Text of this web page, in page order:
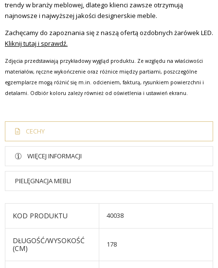
trendy w branży meblowej, dlatego klienci zawsze otrzymują
najnowsze i najwyższej jakości designerskie meble.
Zachęcamy do zapoznania się z naszą ofertą ozdobnych żarówek LED.
Kliknij tutaj i sprawdź.
Zdjęcia przedstawiają przykładowy wygląd produktu. Ze względu na właściwości
materiałów, ręczne wykończenie oraz różnice między partiami, poszczególne
egzemplarze mogą różnić się m.in. odcieniem, fakturą, rysunkiem powierzchni i
detalami. Odbiór koloru zależy również od oświetlenia i ustawień ekranu.
CECHY
WIĘCEJ INFORMACJI
PIELĘGNACJA MEBLI
KOD PRODUKTU 40038
DŁUGOŚĆ/WYSOKOŚĆ
(CM)
178